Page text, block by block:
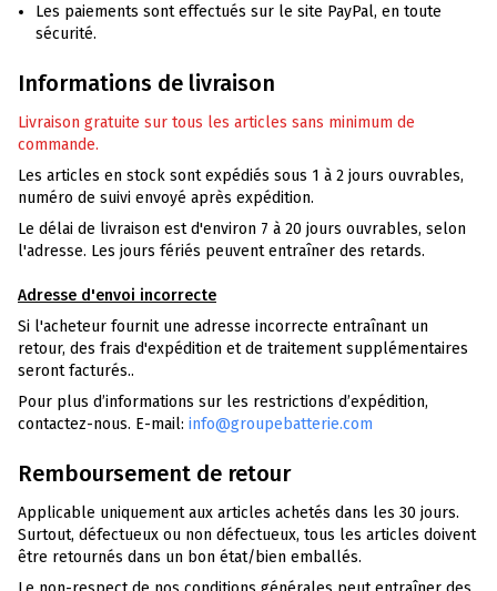
Les paiements sont effectués sur le site PayPal, en toute
sécurité.
Informations de livraison
Livraison gratuite sur tous les articles sans minimum de
commande.
Les articles en stock sont expédiés sous 1 à 2 jours ouvrables,
numéro de suivi envoyé après expédition.
Le délai de livraison est d'environ 7 à 20 jours ouvrables, selon
l'adresse. Les jours fériés peuvent entraîner des retards.
Adresse d'envoi incorrecte
Si l'acheteur fournit une adresse incorrecte entraînant un
retour, des frais d'expédition et de traitement supplémentaires
seront facturés..
Pour plus d’informations sur les restrictions d’expédition,
contactez-nous. E-mail: info@groupebatterie.com
Remboursement de retour
Applicable uniquement aux articles achetés dans les 30 jours.
Surtout, défectueux ou non défectueux, tous les articles doivent
être retournés dans un bon état/bien emballés.